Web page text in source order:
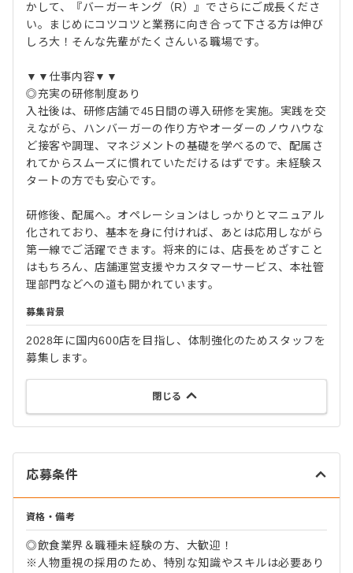
かして、『バーガーキング（R）』でさらにご成長くださ
い。まじめにコツコツと業務に向き合って下さる方は伸び
しろ大！そんな先輩がたくさんいる職場です。
▼▼仕事内容▼▼
◎充実の研修制度あり
入社後は、研修店舗で45日間の導入研修を実施。実践を交
えながら、ハンバーガーの作り方やオーダーのノウハウな
ど接客や調理、マネジメントの基礎を学べるので、配属さ
れてからスムーズに慣れていただけるはずです。未経験ス
タートの方でも安心です。
研修後、配属へ。オペレーションはしっかりとマニュアル
化されており、基本を身に付ければ、あとは応用しながら
第一線でご活躍できます。将来的には、店長をめざすこと
はもちろん、店舗運営支援やカスタマーサービス、本社管
理部門などへの道も開かれています。
募集背景
2028年に国内600店を目指し、体制強化のためスタッフを
募集します。
閉じる
応募条件
資格・備考
◎飲食業界＆職種未経験の方、大歓迎！
※人物重視の採用のため、特別な知識やスキルは必要あり